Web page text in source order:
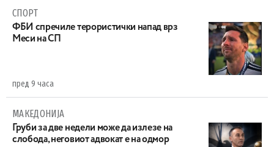
СПОРТ
ФБИ спречиле терористички напад врз
Меси на СП
пред 9 часа
МАКЕДОНИЈА
Груби за две недели може да излезе на
слобода, неговиот адвокат е на одмор